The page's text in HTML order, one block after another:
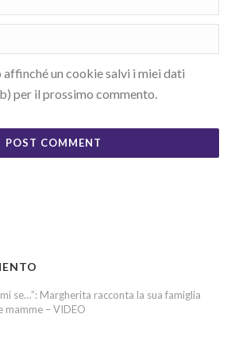
affinché un cookie salvi i miei dati
per il prossimo commento.
se…”: Margherita racconta la sua famiglia
mamme – VIDEO